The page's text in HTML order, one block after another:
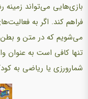
بازی‌هایی می‌تواند
فراهم کند. اگر به
می‌شویم که در متن و
تنها کافی است به عنوان
شمارورزی یا ریاضی به